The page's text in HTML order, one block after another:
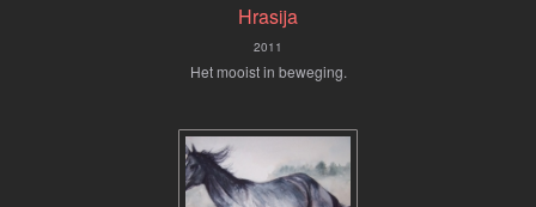
Hrasija
2011
Het mooist in beweging.